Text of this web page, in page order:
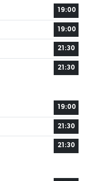
19:00
19:00
21:30
21:30
19:00
21:30
21:30